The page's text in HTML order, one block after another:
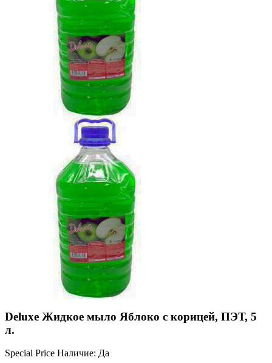
Deluxe Жидкое мыло Яблоко с корицей, ПЭТ, 5
л.
Special Price Наличие: Да